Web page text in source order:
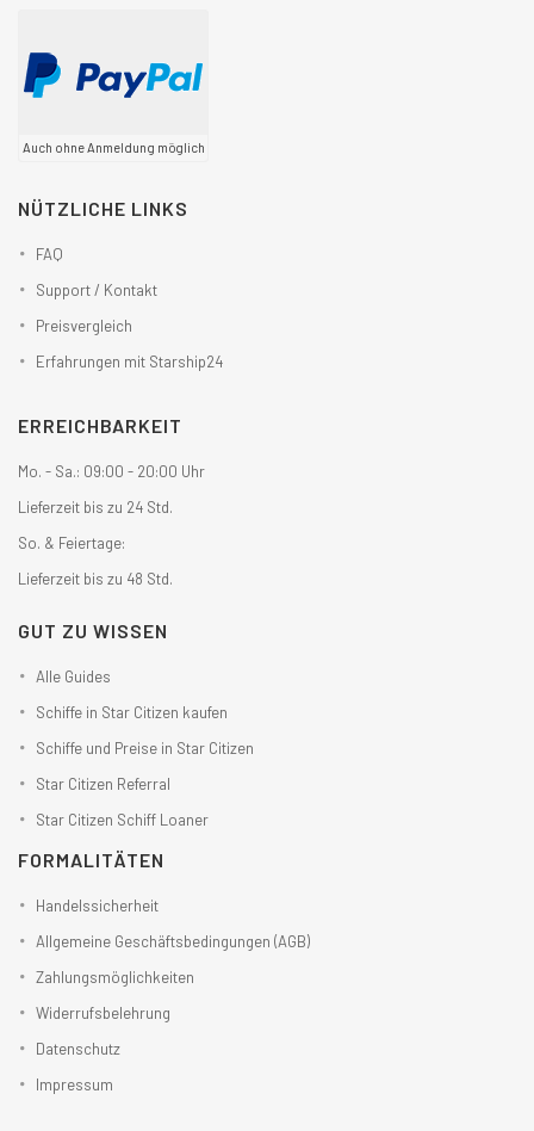
Auch ohne Anmeldung möglich
NÜTZLICHE LINKS
FAQ
Support / Kontakt
Preisvergleich
Erfahrungen mit Starship24
ERREICHBARKEIT
Mo. - Sa.: 09:00 - 20:00 Uhr
Lieferzeit bis zu 24 Std.
So. & Feiertage:
Lieferzeit bis zu 48 Std.
GUT ZU WISSEN
Alle Guides
Schiffe in Star Citizen kaufen
Schiffe und Preise in Star Citizen
Star Citizen Referral
Star Citizen Schiff Loaner
FORMALITÄTEN
Handelssicherheit
Allgemeine Geschäftsbedingungen (AGB)
Zahlungsmöglichkeiten
Widerrufsbelehrung
Datenschutz
Impressum